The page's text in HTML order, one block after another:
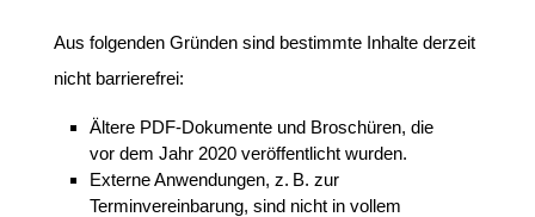
Aus folgenden Gründen sind bestimmte Inhalte derzeit
nicht barrierefrei:
Ältere PDF-Dokumente und Broschüren, die
vor dem Jahr 2020 veröffentlicht wurden.
Externe Anwendungen, z. B. zur
Terminvereinbarung, sind nicht in vollem